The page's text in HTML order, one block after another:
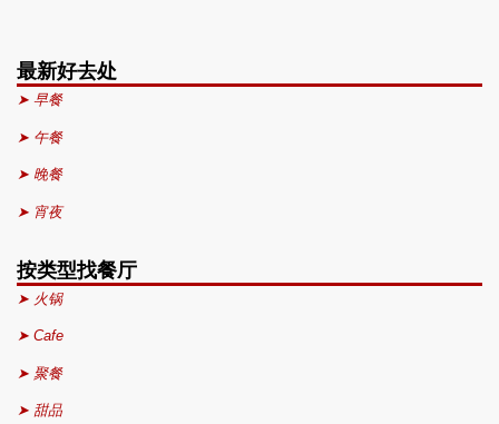
最新好去处
➤ 早餐
➤ 午餐
➤ 晚餐
➤ 宵夜
按类型找餐厅
➤ 火锅
➤ Cafe
➤ 聚餐
➤ 甜品